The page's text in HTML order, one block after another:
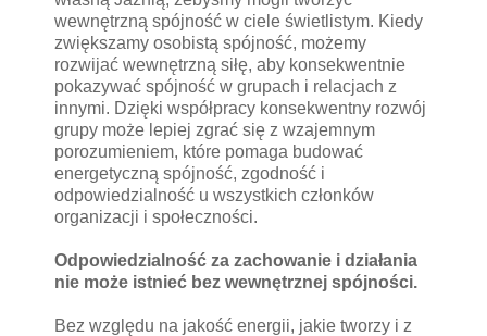
wewnętrzną spójność w ciele świetlistym. Kiedy
zwiększamy osobistą spójność, możemy
rozwijać wewnętrzną siłę, aby konsekwentnie
pokazywać spójność w grupach i relacjach z
innymi. Dzięki współpracy konsekwentny rozwój
grupy może lepiej zgrać się z wzajemnym
porozumieniem, które pomaga budować
energetyczną spójność, zgodność i
odpowiedzialność u wszystkich członków
organizacji i społeczności.
Odpowiedzialność za zachowanie i działania
nie może istnieć bez wewnętrznej spójności.
Bez względu na jakość energii, jakie tworzy i z